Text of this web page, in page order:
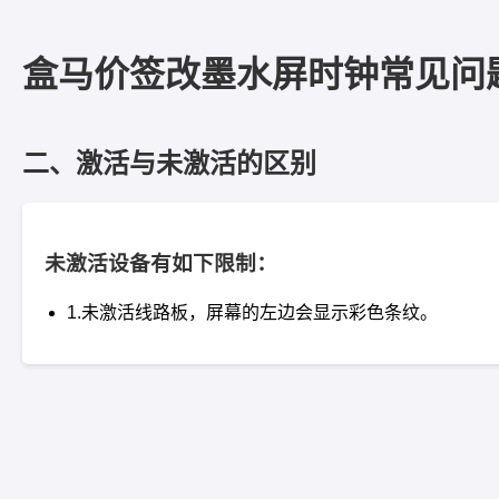
盒马价签改墨水屏时钟常见问
二、激活与未激活的区别
未激活设备有如下限制：
1.未激活线路板，屏幕的左边会显示彩色条纹。